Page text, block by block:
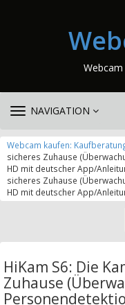
TOGGLE
NAVIGATION
Webcam kaufen:
sicheres Zuhause
HD mit deutscher App/
sicheres Zuhause
HD mit deutscher App/
HiKam S6: Die
Zuhause